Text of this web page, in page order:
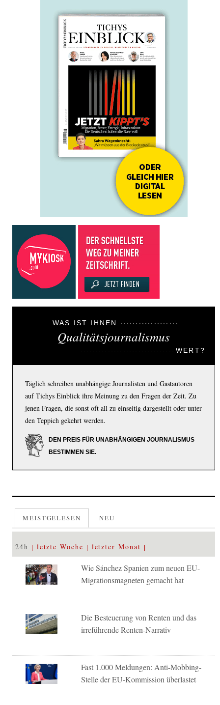
WAS IST IHNEN
Qualitätsjournalismus
WERT?
Täglich schreiben unabhängige Journalisten und Gastautoren
auf Tichys Einblick ihre Meinung zu den Fragen der Zeit. Zu
jenen Fragen, die sonst oft all zu einseitig dargestellt oder unter
den Teppich gekehrt werden.
DEN PREIS FÜR UNABHÄNGIGEN JOURNALISMUS
BESTIMMEN SIE.
MEISTGELESEN NEU
24h letzte Woche letzter Monat
Wie Sánchez Spanien zum neuen EU-
Migrationsmagneten gemacht hat
Die Besteuerung von Renten und das
irreführende Renten-Narrativ
Fast 1.000 Meldungen: Anti-Mobbing-
Stelle der EU-Kommission überlastet